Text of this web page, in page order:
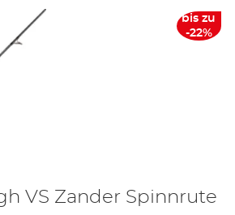
bis zu
-22%
VS Zander Spinnrute